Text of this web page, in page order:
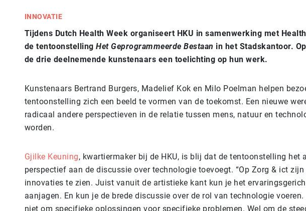
INNOVATIE
Tijdens Dutch Health Week organiseert HKU in samenwerking met
de tentoonstelling Het Geprogrammeerde Bestaan in het Stadskantoor.
de drie deelnemende kunstenaars een toelichting op hun werk.
Kunstenaars Bertrand Burgers, Madelief Kok en Milo Poelman helpen
tentoonstelling zich een beeld te vormen van de toekomst. Een nieuwe
radicaal andere perspectieven in de relatie tussen mens, natuur en
worden.
Gjilke Keuning, kwartiermaker bij de HKU, is blij dat de tentoonstelling het
perspectief aan de discussie over technologie toevoegt. “Op Zorg & ict
innovaties te zien. Juist vanuit de artistieke kant kun je het
aanjagen. En kun je de brede discussie over de rol van technologie
niet om specifieke oplossingen voor specifieke problemen. Wel om de